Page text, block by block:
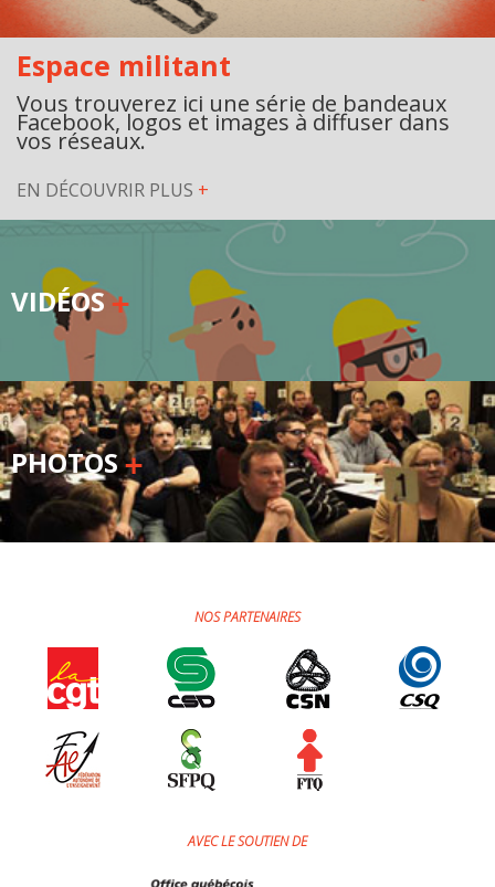
Espace militant
Vous trouverez ici une série de bandeaux
Facebook, logos et images à diffuser dans
vos réseaux.
EN DÉCOUVRIR PLUS +
VIDÉOS
PHOTOS
NOS PARTENAIRES
AVEC LE SOUTIEN DE